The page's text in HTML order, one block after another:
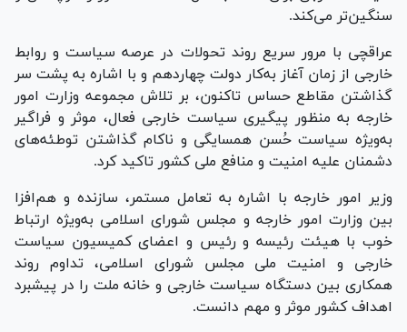
سنگین‌تر می‌کند.
عراقچی با مرور سریع روند تحولات در عرصه سیاست و روابط
خارجی از زمان آغاز به‌کار دولت چهاردهم و با اشاره به پشت سر
گذاشتن مقاطع حساس تاکنون، بر تلاش مجموعه وزارت امور
خارجه به منظور پیگیری سیاست خارجی فعال، موثر و فراگیر
به‌ویژه سیاست حُسن همسایگی و ناکام گذاشتن توطئه‌های
دشمنان علیه امنیت و منافع ملی کشور تاکید کرد.
وزیر امور خارجه با اشاره به تعامل مستمر، سازنده و هم‌افزا
بین وزارت امور خارجه و مجلس شورای اسلامی به‌ویژه ارتباط
خوب با هیئت رئیسه و رئیس و اعضای کمیسیون سیاست
خارجی و امنیت ملی مجلس شورای اسلامی، تداوم روند
همکاری بین دستگاه سیاست خارجی و خانه ملت را در پیشبرد
اهداف کشور موثر و مهم دانست.